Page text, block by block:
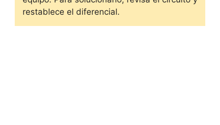
restablece el diferencial.